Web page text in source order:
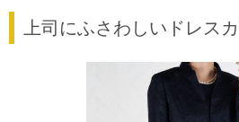
上司にふさわしいドレス